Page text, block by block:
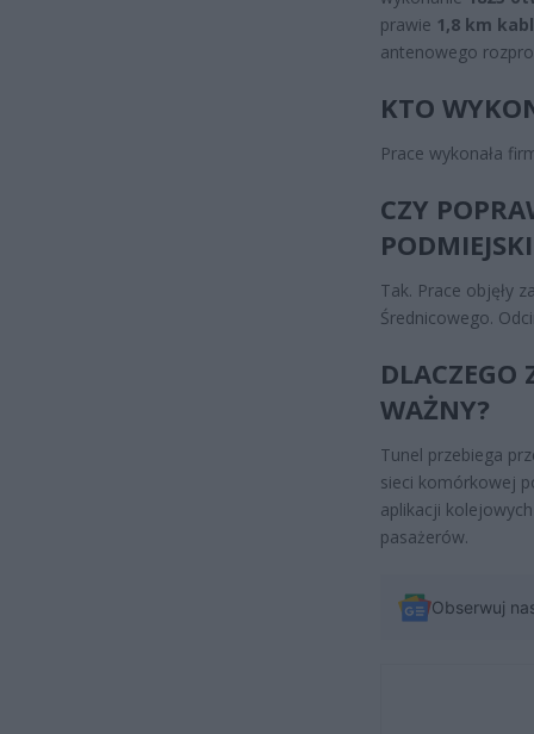
prawie 1,8 km
antenowego
KTO
Prace wykonała
CZY
Tak. Prace objęły
Średnicowego.
DLACZEGO
WAŻNY?
Tunel przebiega
sieci komórkowej
aplikacji
pasażerów.
Obserwuj